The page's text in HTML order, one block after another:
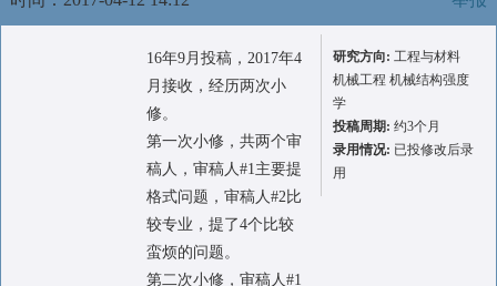
16年9月投稿，2017年4
月接收，经历两次小
修。
第一次小修，共两个审
稿人，审稿人#1主要提
格式问题，审稿人#2比
较专业，提了4个比较
蛮烦的问题。
第二次小修，审稿人#1
研究方向: 工程与材料
机械工程 机械结构强度
学
投稿周期: 约3个月
录用情况: 已投修改后录
用